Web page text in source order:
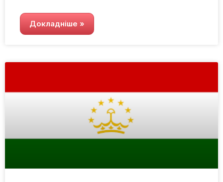
Докладніше »